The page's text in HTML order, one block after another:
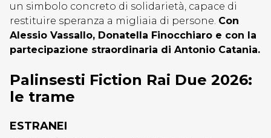
un simbolo concreto di solidarietà, capace di
restituire speranza a migliaia di persone. Con
Alessio Vassallo, Donatella Finocchiaro e con la
partecipazione straordinaria di Antonio Catania.
Palinsesti Fiction Rai Due 2026:
le trame
ESTRANEI